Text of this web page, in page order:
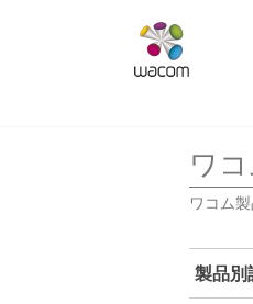
ワ
ワコム
製品別